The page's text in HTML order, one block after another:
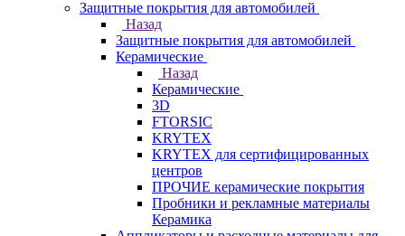
Защитные покрытия для автомобилей
Назад
Защитные покрытия для автомобилей
Керамические
Назад
Керамические
3D
FTORSIC
KRYTEX
KRYTEX для сертифицированных
центров
ПРОЧИЕ керамические покрытия
Пробники и рекламные материалы
Керамика